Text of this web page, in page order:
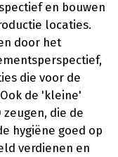
en bouwen
locaties.
door het
die voor de
de 'kleine'
die de
hygiëne goed op
verdienen en